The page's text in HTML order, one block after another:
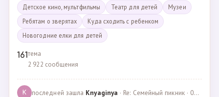
Детское кино, мультфильмы
Театр для детей
Музеи
Ребятам о зверятах
Куда сходить с ребенком
Новогодние елки для детей
161тема
2 922 сообщения
K последней зашла Knyaginya · Re: Семейный пикник · 07.05.2025